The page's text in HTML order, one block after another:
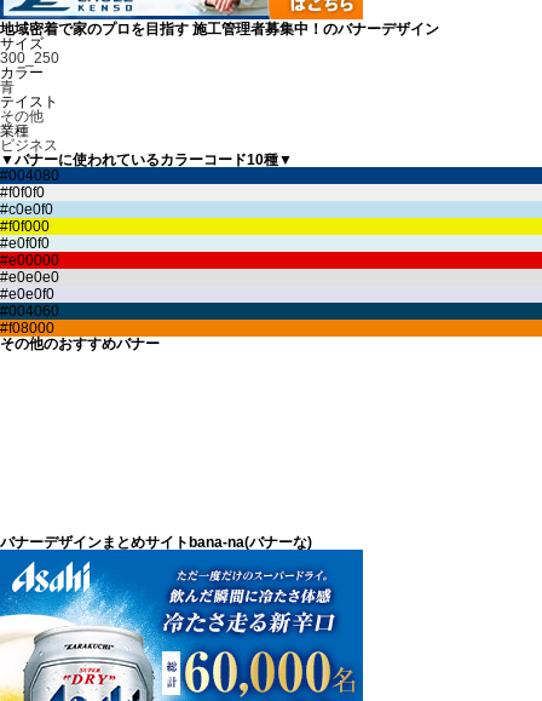
地域密着で家のプロを目指す 施工管理者募集中！のバナーデザイン
サイズ
300_250
カラー
青
テイスト
その他
業種
ビジネス
▼バナーに使われているカラーコード10種▼
その他のおすすめバナー
バナーデザインまとめサイトbana-na(バナーな)